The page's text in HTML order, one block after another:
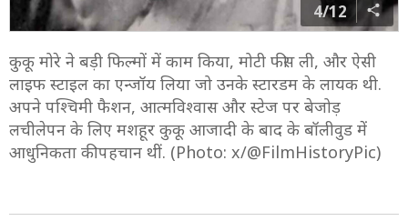
4/12
कुकू मोरे ने बड़ी फिल्मों में काम किया, मोटी फीस ली, और ऐसी
लाइफ स्टाइल का एन्जॉय लिया जो उनके स्टारडम के लायक थी.
अपने पश्चिमी फैशन, आत्मविश्वास और स्टेज पर बेजोड़
लचीलेपन के लिए मशहूर कुकू आजादी के बाद के बॉलीवुड में
आधुनिकता की पहचान थीं. (Photo: x/@FilmHistoryPic)